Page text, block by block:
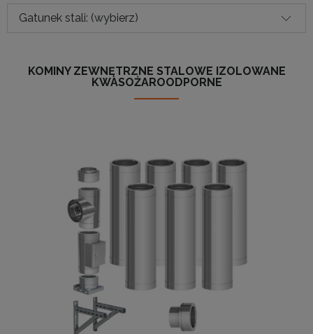
Gatunek stali: (wybierz)
KOMINY ZEWNĘTRZNE STALOWE IZOLOWANE
KWASOŻAROODPORNE